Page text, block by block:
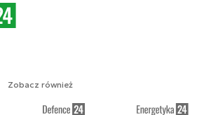
Zobacz również